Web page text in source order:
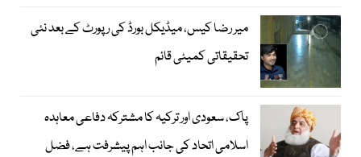
میر رضا کیس، میڈیکل بورڈ کی رپورٹ کے بعد نئی
تحقیقاتی کمیٹی قائم
پاک، سعودی اور ترکیہ کا مشترکہ دفاعی معاہدہ
اسلامی اتحاد کی جانب اہم پیشرفت ہے، فضل